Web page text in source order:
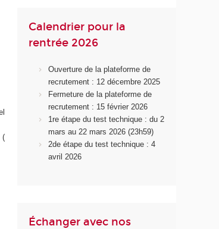
(
Calendrier pour la
rentrée 2026
Ouverture de la plateforme de
recrutement : 12 décembre 2025
Fermeture de la plateforme de
recrutement : 15 février 2026
1re étape du test technique : du 2
mars au 22 mars 2026 (23h59)
2de étape du test technique : 4
avril 2026
Échanger avec nos